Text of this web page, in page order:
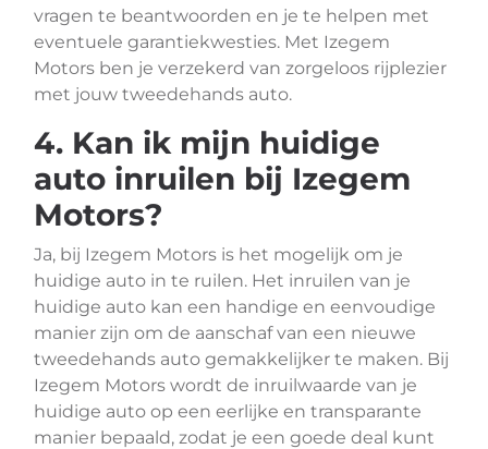
vragen te beantwoorden en je te helpen met
eventuele garantiekwesties. Met Izegem
Motors ben je verzekerd van zorgeloos rijplezier
met jouw tweedehands auto.
4. Kan ik mijn huidige
auto inruilen bij Izegem
Motors?
Ja, bij Izegem Motors is het mogelijk om je
huidige auto in te ruilen. Het inruilen van je
huidige auto kan een handige en eenvoudige
manier zijn om de aanschaf van een nieuwe
tweedehands auto gemakkelijker te maken. Bij
Izegem Motors wordt de inruilwaarde van je
huidige auto op een eerlijke en transparante
manier bepaald, zodat je een goede deal kunt